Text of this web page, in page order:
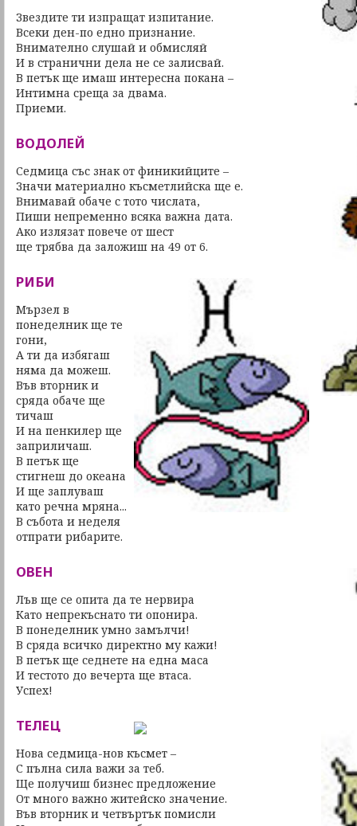
Звездите ти изпращат изпитание.
Всеки ден-по едно признание.
Внимателно слушай и обмисляй
И в странични дела не се залисвай.
В петък ще имаш интересна покана –
Интимна среща за двама.
Приеми.
ВОДОЛЕЙ
Седмица със знак от финикийците –
Значи материално късметлийска ще е.
Внимавай обаче с тото числата,
Пиши непременно всяка важна дата.
Ако излязат повече от шест
ще трябва да заложиш на 49 от 6.
РИБИ
Мързел в
понеделник ще те
гони,
А ти да избягаш
няма да можеш.
Във вторник и
сряда обаче ще
тичаш
И на пенкилер ще
заприличаш.
В петък ще
стигнеш до океана
И ще заплуваш
като речна мряна...
В събота и неделя
отпрати рибарите.
ОВЕН
Лъв ще се опита да те нервира
Като непрекъснато ти опонира.
В понеделник умно замълчи!
В сряда всичко директно му кажи!
В петък ще седнете на една маса
И тестото до вечерта ще втаса.
Успех!
ТЕЛЕЦ
Нова седмица-нов късмет –
С пълна сила важи за теб.
Ще получиш бизнес предложение
От много важно житейско значение.
Във вторник и четвъртък помисли